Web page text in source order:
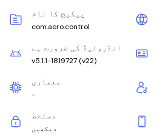
پیکیج کا نام
com.aero.control
انڈروئیڈ کی ضرورت ہے
v5.1.1-1819727 (v22)
معماری
-
دستخط
دیکھیں